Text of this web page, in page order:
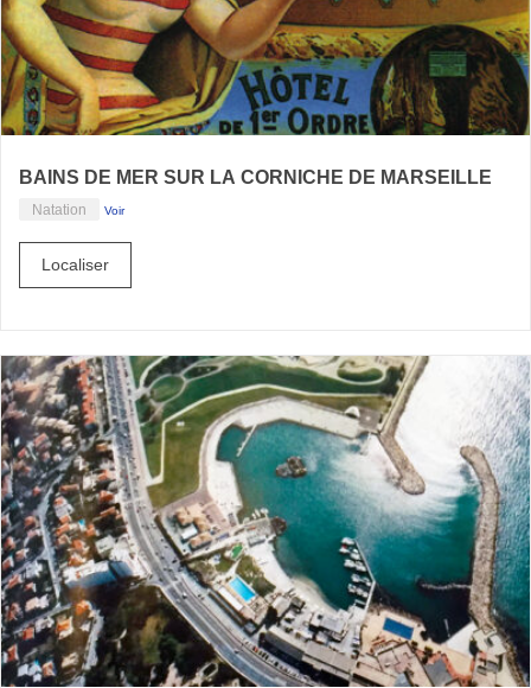
BAINS DE MER SUR LA CORNICHE DE MARSEILLE
Natation Voir
Localiser